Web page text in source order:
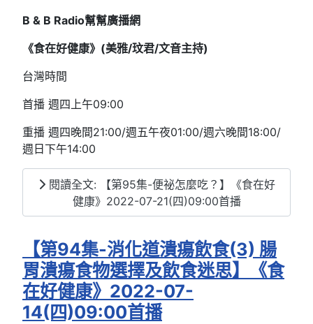
B & B Radio幫幫廣播網
《食在好健康》(美雅/玟君/文音主持)
台灣時間
首播 週四上午09:00
重播 週四晚間21:00/週五午夜01:00/週六晚間18:00/
週日下午14:00
閱讀全文: 【第95集-便祕怎麼吃？】《食在好
健康》2022-07-21(四)09:00首播
【第94集-消化道潰瘍飲食(3) 腸
胃潰瘍食物選擇及飲食迷思】《食
在好健康》2022-07-
14(四)09:00首播